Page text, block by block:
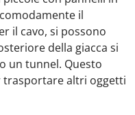
il
il cavo, si possono
della giacca si
un tunnel. Questo
trasportare altri oggetti